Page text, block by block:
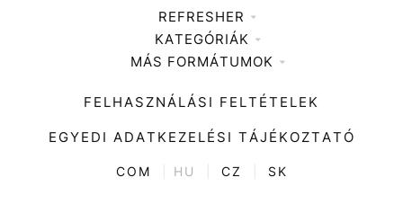
REFRESHER
Médiaajánlat
KATEGÓRIÁK
Zene
Divat
Kultúra
ENTR
MÁS FORMÁTUMOK
FELHASZNÁLÁSI FELTÉTELEK
EGYEDI ADATKEZELÉSI TÁJÉKOZTATÓ
COM HU CZ SK